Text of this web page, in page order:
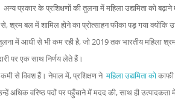
अन्य प्रकार के प्रशिक्षणों की तुलना में महिला उद्यमिता को
श्रम बल में शामिल होने का प्रोत्साहन फीका पड़ गया
में आधी से भी कम रही है, जो 2019 तक भारतीय महिला श्रम
पर एक साथ निर्णय लेते हैं।
कमी से विवश हैं। नेपाल में, प्रशिक्षण नेमहिला उद्यमिता को
अधिक वरिष्ठ पदों पर पहुँचाने में मदद की, साथ ही उत्पादकता